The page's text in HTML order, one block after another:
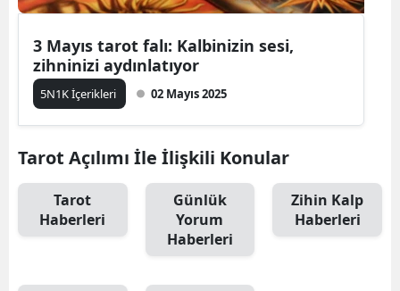
3 Mayıs tarot falı: Kalbinizin sesi,
zihninizi aydınlatıyor
5N1K İçerikleri 02 Mayıs 2025
Tarot Açılımı İle İlişkili Konular
Tarot
Haberleri
Günlük
Yorum
Haberleri
Zihin Kalp
Haberleri